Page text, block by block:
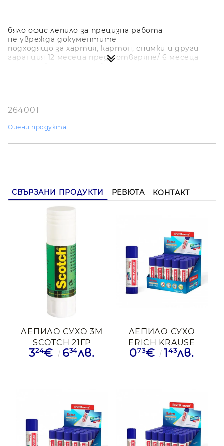
бяло офис лепило за прецизна работа
не уврежда документите
подходящо за хартия, картон, снимки и други
гаранция 12 месеца преди отваряне/ 6 месеца
264001
Оцени продукта
СВЪРЗАНИ ПРОДУКТИ РЕВЮТА КОНТАКТ
ЛЕПИЛО СУХО 3M
SCOTCH 21ГР
324€ 634лв.
ЛЕПИЛО СУХО
ERICH KRAUSE
EXTRA 15ГР
073€ 143лв.